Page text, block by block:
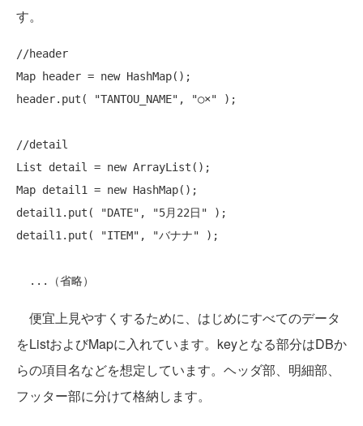
す。
//header
Map header = new HashMap();
header.put(
"TANTOU_NAME" , "○×" );
//detail
List detail = new ArrayList();
Map detail1 = new HashMap();
detail1.put(
"DATE" , "5月22日" );
detail1.put(
"ITEM" , "バナナ" );
便宜上見やすくするために、はじめにすべてのデータ
をListおよびMapに入れています。keyとなる部分はDBか
らの項目名などを想定しています。ヘッダ部、明細部、
フッター部に分けて格納します。